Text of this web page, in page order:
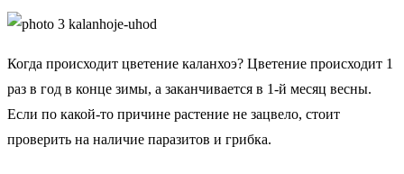
Когда происходит цветение каланхоэ? Цветение происходит 1
раз в год в конце зимы, а заканчивается в 1-й месяц весны.
Если по какой-то причине растение не зацвело, стоит
проверить на наличие паразитов и грибка.